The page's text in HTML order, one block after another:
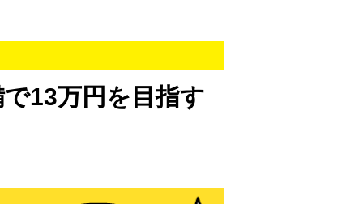
13万円を目指す